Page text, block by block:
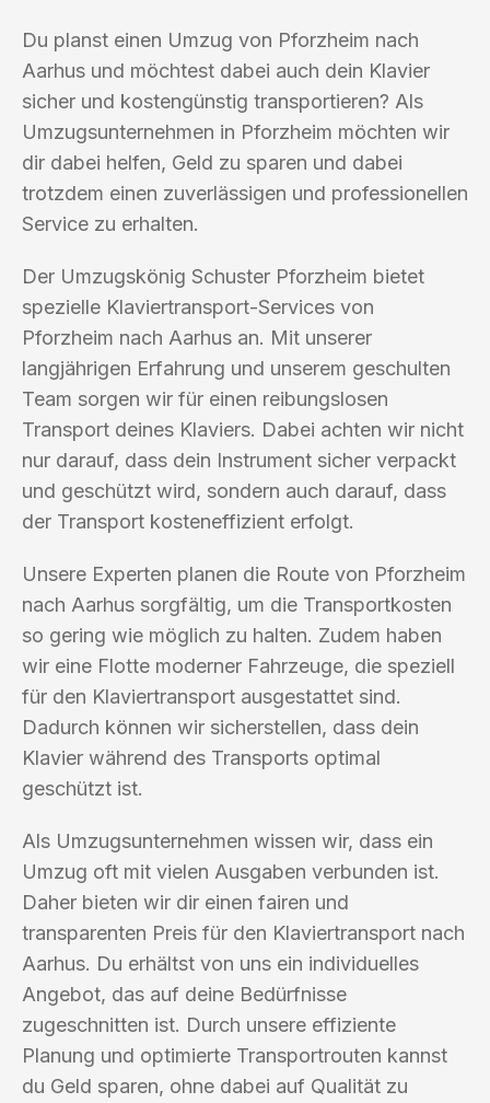
Du planst einen Umzug von Pforzheim nach
Aarhus und möchtest dabei auch dein Klavier
sicher und kostengünstig transportieren? Als
Umzugsunternehmen in Pforzheim möchten wir
dir dabei helfen, Geld zu sparen und dabei
trotzdem einen zuverlässigen und professionellen
Service zu erhalten.
Der Umzugskönig Schuster Pforzheim bietet
spezielle Klaviertransport-Services von
Pforzheim nach Aarhus an. Mit unserer
langjährigen Erfahrung und unserem geschulten
Team sorgen wir für einen reibungslosen
Transport deines Klaviers. Dabei achten wir nicht
nur darauf, dass dein Instrument sicher verpackt
und geschützt wird, sondern auch darauf, dass
der Transport kosteneffizient erfolgt.
Unsere Experten planen die Route von Pforzheim
nach Aarhus sorgfältig, um die Transportkosten
so gering wie möglich zu halten. Zudem haben
wir eine Flotte moderner Fahrzeuge, die speziell
für den Klaviertransport ausgestattet sind.
Dadurch können wir sicherstellen, dass dein
Klavier während des Transports optimal
geschützt ist.
Als Umzugsunternehmen wissen wir, dass ein
Umzug oft mit vielen Ausgaben verbunden ist.
Daher bieten wir dir einen fairen und
transparenten Preis für den Klaviertransport nach
Aarhus. Du erhältst von uns ein individuelles
Angebot, das auf deine Bedürfnisse
zugeschnitten ist. Durch unsere effiziente
Planung und optimierte Transportrouten kannst
du Geld sparen, ohne dabei auf Qualität zu